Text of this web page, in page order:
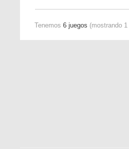
Tenemos 6 juegos (mostrando